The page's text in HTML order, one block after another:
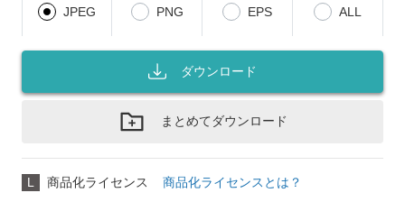
JPEG PNG EPS ALL
ダウンロード
まとめてダウンロード
L 商品化ライセンス 商品化ライセンスとは？